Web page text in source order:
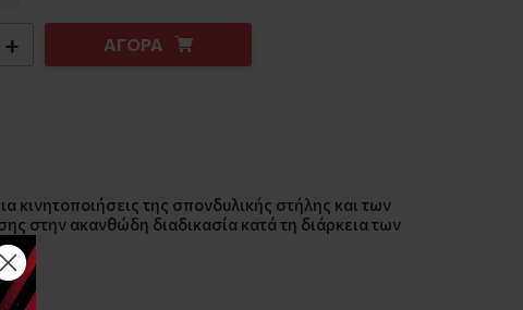
+ ΑΓΟΡΑ
κινητοποιήσεις της σπονδυλικής στήλης και των
στην ακανθώδη διαδικασία κατά τη διάρκεια των